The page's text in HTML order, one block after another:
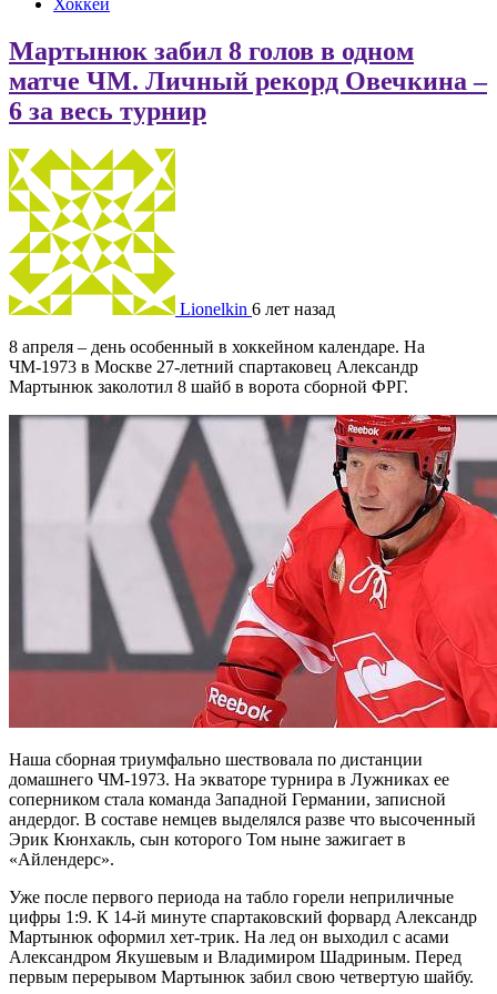
Мартынюк забил 8 голов в одном
матче ЧМ. Личный рекорд Овечкина –
6 за весь турнир
Lionelkin 6 лет назад
8 апреля – день особенный в хоккейном календаре. На
ЧМ-1973 в Москве 27-летний спартаковец Александр
Мартынюк заколотил 8 шайб в ворота сборной ФРГ.
Наша сборная триумфально шествовала по дистанции
домашнего ЧМ-1973. На экваторе турнира в Лужниках ее
соперником стала команда Западной Германии, записной
андердог. В составе немцев выделялся разве что высоченный
Эрик Кюнхакль, сын которого Том ныне зажигает в
«Айлендерс».
Уже после первого периода на табло горели неприличные
цифры 1:9. К 14-й минуте спартаковский форвард Александр
Мартынюк оформил хет-трик. На лед он выходил с асами
Александром Якушевым и Владимиром Шадриным. Перед
первым перерывом Мартынюк забил свою четвертую шайбу.